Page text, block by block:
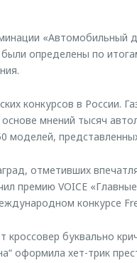
«Автомобильный
определены по
конкурсов в России.
мнений тысяч
моделей,
отметивших
премию VOICE
конкурсе
буквально
оформила хет-трик